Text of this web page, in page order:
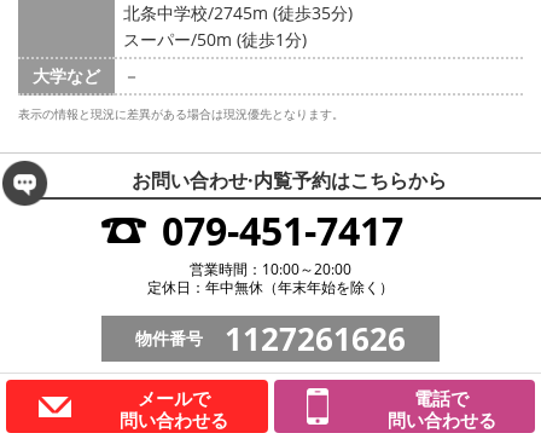
北条中学校/2745m (徒歩35分)
スーパー/50m (徒歩1分)
大学など
－
表示の情報と現況に差異がある場合は現況優先となります。
お問い合わせ·内覧予約はこちらから
079-451-7417
営業時間：10:00～20:00
定休日：年中無休（年末年始を除く）
物件番号 1127261626
メールで
問い合わせる
電話で
問い合わせる